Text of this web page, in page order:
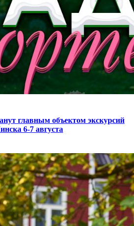
главным объектом экскурсий
6-7 августа